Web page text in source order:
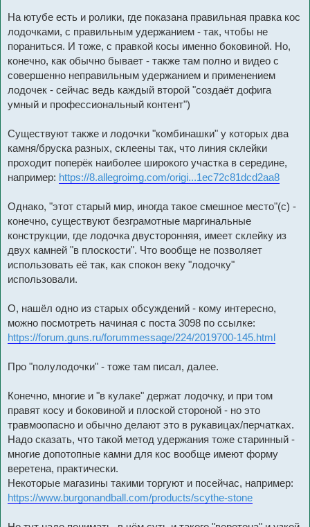
На ютубе есть и ролики, где показана правильная правка кос
лодочками, с правильным удержанием - так, чтобы не
пораниться. И тоже, с правкой косы именно боковиной. Но,
конечно, как обычно бывает - также там полно и видео с
совершенно неправильным удержанием и применением
лодочек - сейчас ведь каждый второй "создаёт дофига
умный и профессиональный контент")
Существуют также и лодочки "комбинашки" у которых два
камня/бруска разных, склеены так, что линия склейки
проходит поперёк наиболее широкого участка в середине,
например: https://8.allegroimg.com/origi...1ec72c81dcd2aa8
Однако, "этот старый мир, иногда такое смешное место"(с) -
конечно, существуют безграмотные маргинальные
конструкции, где лодочка двусторонняя, имеет склейку из
двух камней "в плоскости". Что вообще не позволяет
использовать её так, как спокон веку "лодочку"
использовали.
О, нашёл одно из старых обсуждений - кому интересно,
можно посмотреть начиная с поста 3098 по ссылке:
https://forum.guns.ru/forummessage/224/2019700-145.html
Про "полулодочки" - тоже там писал, далее.
Конечно, многие и "в кулаке" держат лодочку, и при том
правят косу и боковиной и плоской стороной - но это
травмоопасно и обычно делают это в рукавицах/перчатках.
Надо сказать, что такой метод удержания тоже старинный -
многие допотопные камни для кос вообще имеют форму
веретена, практически.
Некоторые магазины такими торгуют и посейчас, например:
https://www.burgonandball.com/products/scythe-stone